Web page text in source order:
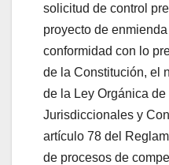
solicitud de control
proyecto de
conformidad con lo
de la Constitución, el
de la Ley Orgánica de
Jurisdiccionales y
artículo 78 del
de procesos de